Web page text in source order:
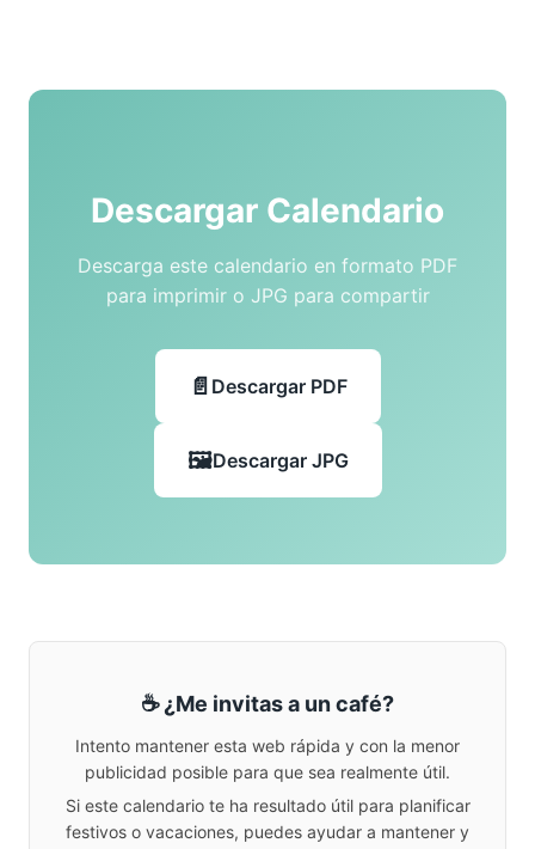
Descargar Calendario
Descarga este calendario en formato PDF
para imprimir o JPG para compartir
Descargar PDF
Descargar JPG
☕ ¿Me invitas a un café?
Intento mantener esta web rápida y con la menor
publicidad posible para que sea realmente útil.
Si este calendario te ha resultado útil para planificar
festivos o vacaciones, puedes ayudar a mantener y